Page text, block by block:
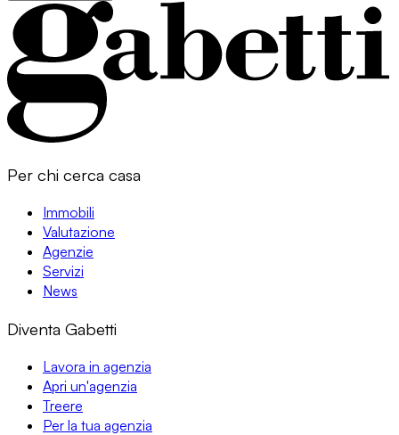
Per chi cerca casa
Immobili
Valutazione
Agenzie
Servizi
News
Diventa Gabetti
Lavora in agenzia
Apri un'agenzia
Treere
Per la tua agenzia